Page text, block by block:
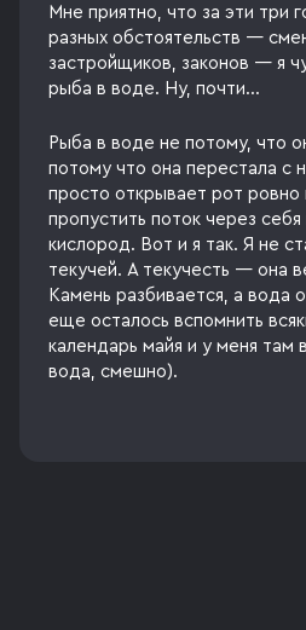
Мне приятно, что за эти три
разных обстоятельств —
застройщиков, законов — я
рыба в воде. Ну, почти...
Рыба в воде не потому, что
потому что она перестала с
просто открывает рот ровно
пропустить поток через себя
кислород. Вот и я так. Я не
текучей. А текучесть — она
Камень разбивается, а вода
еще осталось вспомнить
календарь майя и у меня там
вода, смешно).